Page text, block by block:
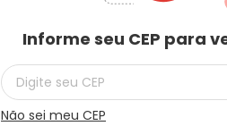
Informe seu CEP para
Não sei meu CEP
conversion with modular